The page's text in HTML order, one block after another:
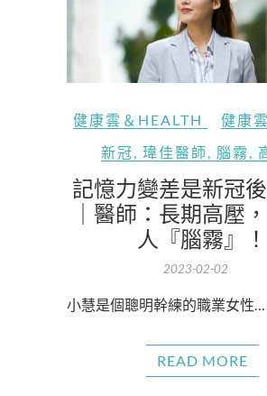
健康雲＆HEALTH 健康雲
新冠, 瑋佳醫師, 腦霧 ,
記憶力變差是新冠
｜醫師：長期高壓
人『腦霧』！
2023-02-02
小慧是個聰明幹練的職業女性…
READ MORE